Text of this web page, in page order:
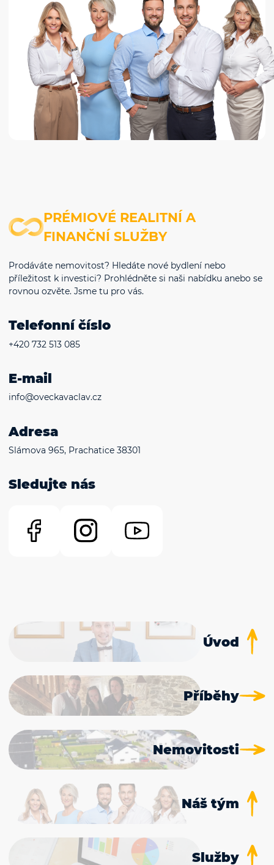
PRÉMIOVÉ REALITNÍ A
FINANČNÍ SLUŽBY
Prodáváte nemovitost? Hledáte nové bydlení nebo
příležitost k investici? Prohlédněte si naši nabídku anebo se
rovnou ozvěte. Jsme tu pro vás.
Telefonní číslo
+420 732 513 085
E-mail
info@oveckavaclav.cz
Adresa
Slámova 965, Prachatice 38301
Sledujte nás
Úvod
Příběhy
Nemovitosti
Náš tým
Služby